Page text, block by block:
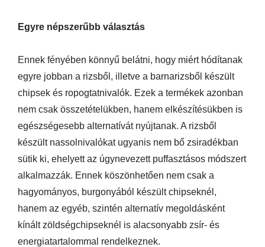
Egyre népszerűbb választás
Ennek fényében könnyű belátni, hogy miért hódítanak
egyre jobban a rizsből, illetve a barnarizsből készült
chipsek és ropogtatnivalók. Ezek a termékek azonban
nem csak összetételükben, hanem elkészítésükben is
egészségesebb alternatívát nyújtanak. A rizsből
készült nassolnivalókat ugyanis nem bő zsiradékban
sütik ki, ehelyett az úgynevezett puffasztásos módszert
alkalmazzák. Ennek köszönhetően nem csak a
hagyományos, burgonyából készült chipseknél,
hanem az egyéb, szintén alternatív megoldásként
kínált zöldségchipseknél is alacsonyabb zsír- és
energiatartalommal rendelkeznek.